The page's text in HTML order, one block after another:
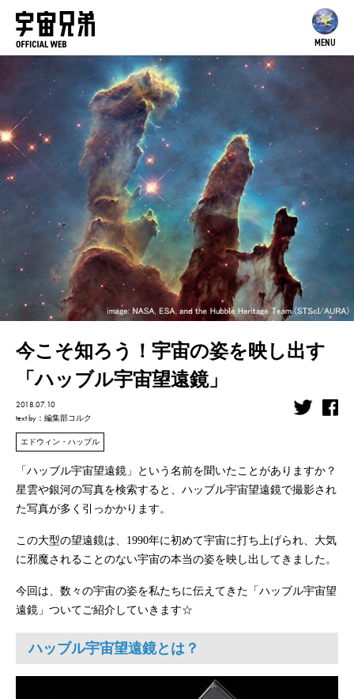
MENU
今こそ知ろう！宇宙の姿を映し出す
「ハッブル宇宙望遠鏡」
2018.07.10
text by ：編集部コルク
エドウィン・ハッブル
「ハッブル宇宙望遠鏡」という名前を聞いたことがありますか？
星雲や銀河の写真を検索すると、ハッブル宇宙望遠鏡で撮影され
た写真が多く引っかかります。
この大型の望遠鏡は、1990年に初めて宇宙に打ち上げられ、大気
に邪魔されることのない宇宙の本当の姿を映し出してきました。
今回は、数々の宇宙の姿を私たちに伝えてきた「ハッブル宇宙望
遠鏡」ついてご紹介していきます☆
ハッブル宇宙望遠鏡とは？